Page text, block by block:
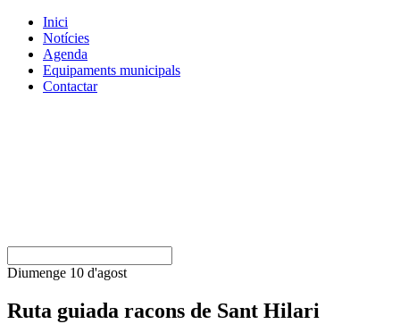
Inici
Notícies
Agenda
Equipaments municipals
Contactar
Diumenge 10 d'agost
Ruta guiada racons de Sant Hilari